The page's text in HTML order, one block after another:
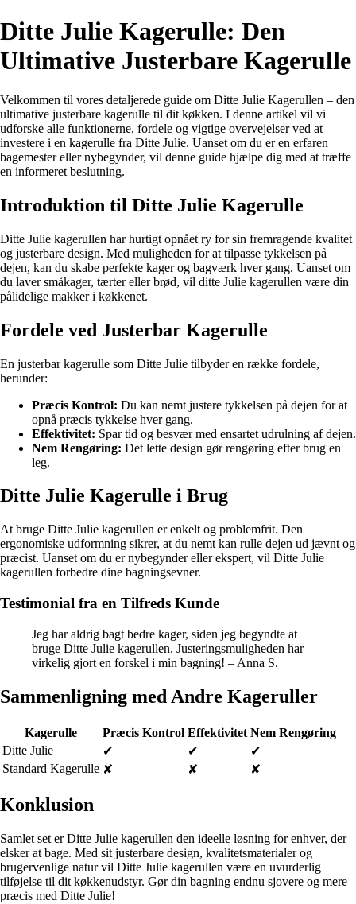
Ditte Julie Kagerulle: Den
Ultimative Justerbare Kagerulle
Velkommen til vores detaljerede guide om Ditte Julie Kagerullen – den
ultimative justerbare kagerulle til dit køkken. I denne artikel vil vi
udforske alle funktionerne, fordele og vigtige overvejelser ved at
investere i en kagerulle fra Ditte Julie. Uanset om du er en erfaren
bagemester eller nybegynder, vil denne guide hjælpe dig med at træffe
en informeret beslutning.
Introduktion til Ditte Julie Kagerulle
Ditte Julie kagerullen har hurtigt opnået ry for sin fremragende kvalitet
og justerbare design. Med muligheden for at tilpasse tykkelsen på
dejen, kan du skabe perfekte kager og bagværk hver gang. Uanset om
du laver småkager, tærter eller brød, vil ditte Julie kagerullen være din
pålidelige makker i køkkenet.
Fordele ved Justerbar Kagerulle
En justerbar kagerulle som Ditte Julie tilbyder en række fordele,
herunder:
Præcis Kontrol: Du kan nemt justere tykkelsen på dejen for at
opnå præcis tykkelse hver gang.
Effektivitet: Spar tid og besvær med ensartet udrulning af dejen.
Nem Rengøring: Det lette design gør rengøring efter brug en
leg.
Ditte Julie Kagerulle i Brug
At bruge Ditte Julie kagerullen er enkelt og problemfrit. Den
ergonomiske udformning sikrer, at du nemt kan rulle dejen ud jævnt og
præcist. Uanset om du er nybegynder eller ekspert, vil Ditte Julie
kagerullen forbedre dine bagningsevner.
Testimonial fra en Tilfreds Kunde
Jeg har aldrig bagt bedre kager, siden jeg begyndte at
bruge Ditte Julie kagerullen. Justeringsmuligheden har
virkelig gjort en forskel i min bagning! – Anna S.
Sammenligning med Andre Kageruller
Kagerulle Præcis Kontrol Effektivitet Nem Rengøring
Ditte Julie
✔ ✔
✔
Standard Kagerulle ✘ ✘ ✘
Konklusion
Samlet set er Ditte Julie kagerullen den ideelle løsning for enhver, der
elsker at bage. Med sit justerbare design, kvalitetsmaterialer og
brugervenlige natur vil Ditte Julie kagerullen være en uvurderlig
tilføjelse til dit køkkenudstyr. Gør din bagning endnu sjovere og mere
præcis med Ditte Julie!